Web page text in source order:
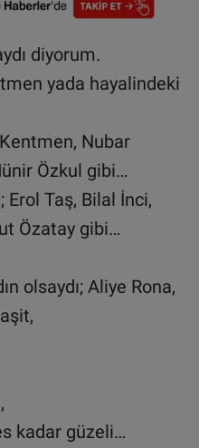
diyorum.
yada hayalindeki
Nubar
Özkul gibi…
Erol Taş, Bilal İnci,
Özatay gibi…
olsaydı; Aliye Rona,
kadar güzeli…